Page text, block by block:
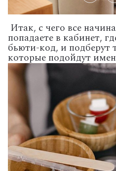
Итак, с чего все
попадаете в кабинет,
бьюти-код, и подберут
которые подойдут